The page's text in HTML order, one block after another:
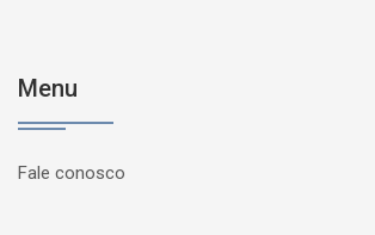
Menu
Fale conosco